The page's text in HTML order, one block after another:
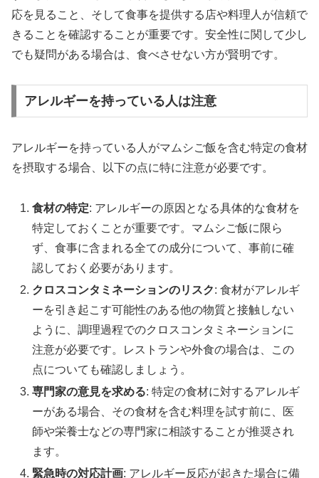
応を見ること、そして食事を提供する店や料理人が信頼で
きることを確認することが重要です。安全性に関して少し
でも疑問がある場合は、食べさせない方が賢明です。
アレルギーを持っている人は注意
アレルギーを持っている人がマムシご飯を含む特定の食材
を摂取する場合、以下の点に特に注意が必要です。
食材の特定: アレルギーの原因となる具体的な食材を
特定しておくことが重要です。マムシご飯に限ら
ず、食事に含まれる全ての成分について、事前に確
認しておく必要があります。
クロスコンタミネーションのリスク: 食材がアレルギ
ーを引き起こす可能性のある他の物質と接触しない
ように、調理過程でのクロスコンタミネーションに
注意が必要です。レストランや外食の場合は、この
点についても確認しましょう。
専門家の意見を求める: 特定の食材に対するアレルギ
ーがある場合、その食材を含む料理を試す前に、医
師や栄養士などの専門家に相談することが推奨され
ます。
緊急時の対応計画: アレルギー反応が起きた場合に備